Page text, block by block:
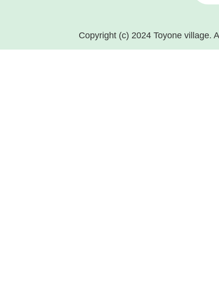
Copyright (c) 2024 Toyone village.